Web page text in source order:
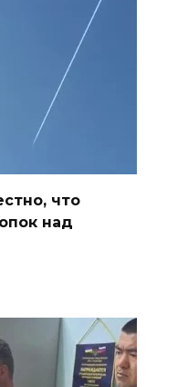
что
над